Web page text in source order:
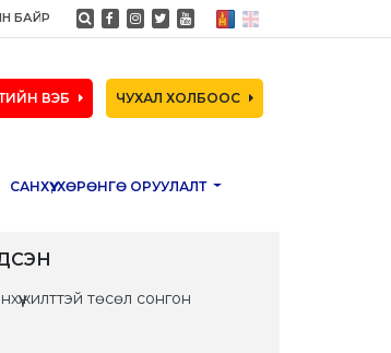
БАЙР
ВЭБ ЧУХАЛ ХОЛБООС
САНХҮҮ, ХӨРӨНГӨ ОРУУЛАЛТ
төсөл сонгон